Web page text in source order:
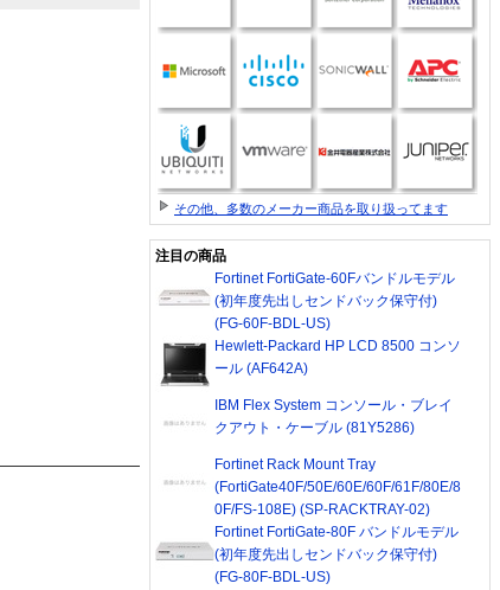
その他、多数のメーカー商品を取り扱ってます
注目の商品
Fortinet FortiGate-60Fバンドルモデル
(初年度先出しセンドバック保守付)
(FG-60F-BDL-US)
Hewlett-Packard HP LCD 8500 コンソ
ール (AF642A)
IBM Flex System コンソール・ブレイ
クアウト・ケーブル (81Y5286)
Fortinet Rack Mount Tray
(FortiGate40F/50E/60E/60F/61F/80E/8
0F/FS-108E) (SP-RACKTRAY-02)
Fortinet FortiGate-80F バンドルモデル
(初年度先出しセンドバック保守付)
(FG-80F-BDL-US)